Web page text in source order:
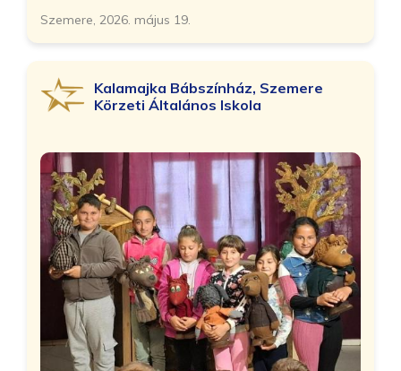
Szemere, 2026. május 19.
Kalamajka Bábszínház, Szemere
Körzeti Általános Iskola